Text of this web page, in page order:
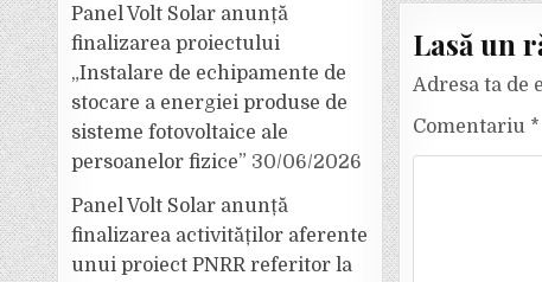
Lasă un
Adresa ta de
Comentariu *
Panel Volt Solar anunță
finalizarea proiectului
„Instalare de echipamente de
stocare a energiei produse de
sisteme fotovoltaice ale
persoanelor fizice” 30/06/2026
Panel Volt Solar anunță
finalizarea activităților aferente
unui proiect PNRR referitor la